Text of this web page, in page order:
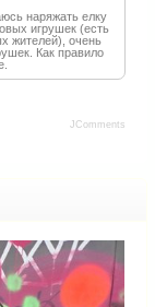
наряжать елку
игрушек (есть
жителей), очень
Как правило
JComments